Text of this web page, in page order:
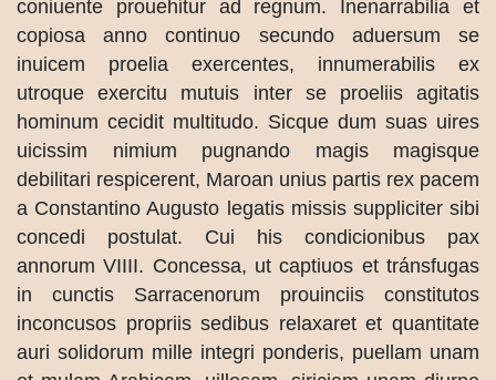
coniuente prouehitur ad regnum. Inenarrabilia et
copiosa anno continuo secundo aduersum se
inuicem proelia exercentes, innumerabilis ex
utroque exercitu mutuis inter se proeliis agitatis
hominum cecidit multitudo. Sicque dum suas uires
uicissim nimium pugnando magis magisque
debilitari respicerent, Maroan unius partis rex pacem
a Constantino Augusto legatis missis suppliciter sibi
concedi postulat. Cui his condicionibus pax
annorum VIIII. Concessa, ut captiuos et tránsfugas
in cunctis Sarracenorum prouinciis constitutos
inconcusos propriis sedibus relaxaret et quantitate
auri solidorum mille integri ponderis, puellam unam